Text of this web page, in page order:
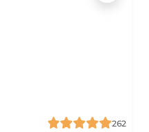
262